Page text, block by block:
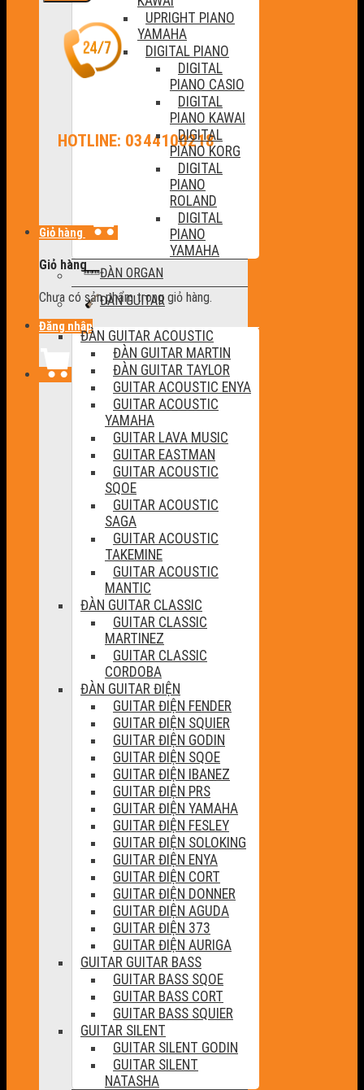
HOTLINE: 0344100218
Giỏ hàng
Giỏ hàng
Chưa có sản phẩm trong giỏ hàng.
Đăng nhập
UPRIGHT PIANO
YAMAHA
DIGITAL PIANO
DIGITAL
PIANO CASIO
DIGITAL
PIANO KAWAI
DIGITAL
PIANO KORG
DIGITAL
PIANO
ROLAND
DIGITAL
PIANO
YAMAHA
ĐÀN ORGAN
ĐÀN GUITAR
ĐÀN GUITAR ACOUSTIC
ĐÀN GUITAR MARTIN
ĐÀN GUITAR TAYLOR
GUITAR ACOUSTIC ENYA
GUITAR ACOUSTIC
YAMAHA
GUITAR LAVA MUSIC
GUITAR EASTMAN
GUITAR ACOUSTIC
SQOE
GUITAR ACOUSTIC
SAGA
GUITAR ACOUSTIC
TAKEMINE
GUITAR ACOUSTIC
MANTIC
ĐÀN GUITAR CLASSIC
GUITAR CLASSIC
MARTINEZ
GUITAR CLASSIC
CORDOBA
ĐÀN GUITAR ĐIỆN
GUITAR ĐIỆN FENDER
GUITAR ĐIỆN SQUIER
GUITAR ĐIỆN GODIN
GUITAR ĐIỆN SQOE
GUITAR ĐIỆN IBANEZ
GUITAR ĐIỆN PRS
GUITAR ĐIỆN YAMAHA
GUITAR ĐIỆN FESLEY
GUITAR ĐIỆN SOLOKING
GUITAR ĐIỆN ENYA
GUITAR ĐIỆN CORT
GUITAR ĐIỆN DONNER
GUITAR ĐIỆN AGUDA
GUITAR ĐIỆN 373
GUITAR ĐIỆN AURIGA
GUITAR GUITAR BASS
GUITAR BASS SQOE
GUITAR BASS CORT
GUITAR BASS SQUIER
GUITAR SILENT
GUITAR SILENT GODIN
GUITAR SILENT
NATASHA